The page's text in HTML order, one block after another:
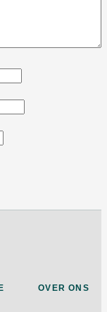
OVER ONS